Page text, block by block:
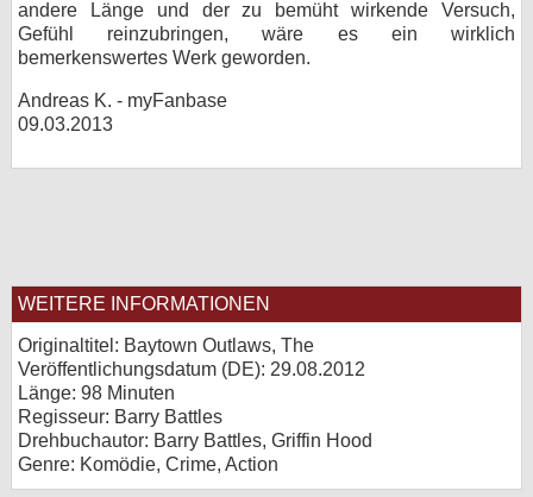
andere Länge und der zu bemüht wirkende Versuch,
Gefühl reinzubringen, wäre es ein wirklich
bemerkenswertes Werk geworden.
Andreas K. - myFanbase
09.03.2013
WEITERE INFORMATIONEN
Originaltitel: Baytown Outlaws, The
Veröffentlichungsdatum (DE): 29.08.2012
Länge: 98 Minuten
Regisseur: Barry Battles
Drehbuchautor: Barry Battles, Griffin Hood
Genre: Komödie, Crime, Action